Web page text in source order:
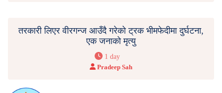
तरकारी लिएर वीरगन्ज आउँदै गरेको ट्रक भीमफेदीमा दुर्घटना,
एक जनाको मृत्यु
1 day
Pradeep Sah